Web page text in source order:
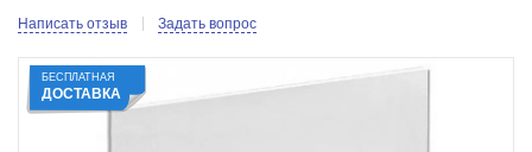
Написать отзыв Задать вопрос
БЕСПЛАТНАЯ
ДОСТАВКА